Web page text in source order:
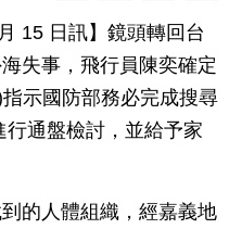
15 日訊】鏡頭轉回台
失事，飛行員陳奕確定
示國防部務必完成搜尋
通盤檢討，並給予家
的人體組織，經嘉義地